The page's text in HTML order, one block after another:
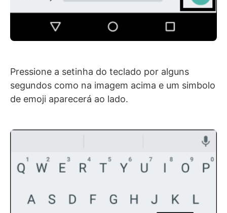
Pressione a setinha do teclado por alguns
segundos como na imagem acima e um simbolo
de emoji aparecerá ao lado.